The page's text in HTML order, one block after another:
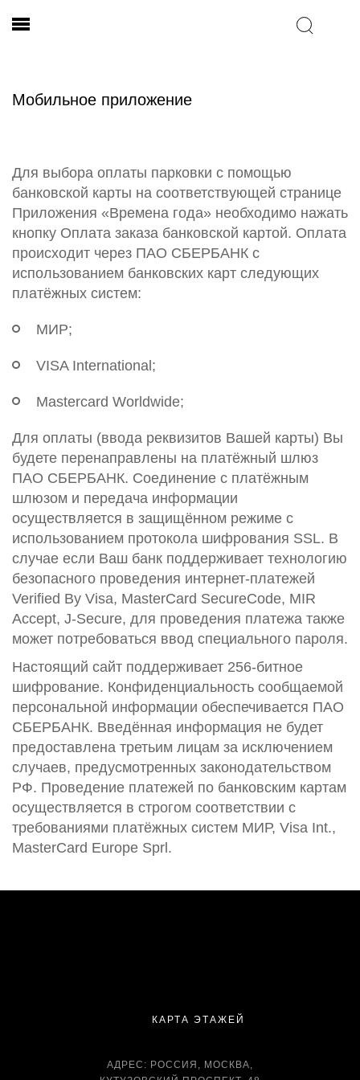
Мобильное приложение
Для выбора оплаты парковки с помощью
банковской карты на соответствующей странице
Приложения «Времена года» необходимо нажать
кнопку Оплата заказа банковской картой. Оплата
происходит через ПАО СБЕРБАНК с
использованием банковских карт следующих
платёжных систем:
МИР;
VISA International;
Mastercard Worldwide;
Для оплаты (ввода реквизитов Вашей карты) Вы
будете перенаправлены на платёжный шлюз
ПАО СБЕРБАНК. Соединение с платёжным
шлюзом и передача информации
осуществляется в защищённом режиме с
использованием протокола шифрования SSL. В
случае если Ваш банк поддерживает технологию
безопасного проведения интернет-платежей
Verified By Visa, MasterCard SecureCode, MIR
Accept, J-Secure, для проведения платежа также
может потребоваться ввод специального пароля.
Настоящий сайт поддерживает 256-битное
шифрование. Конфиденциальность сообщаемой
персональной информации обеспечивается ПАО
СБЕРБАНК. Введённая информация не будет
предоставлена третьим лицам за исключением
случаев, предусмотренных законодательством
РФ. Проведение платежей по банковским картам
осуществляется в строгом соответствии с
требованиями платёжных систем МИР, Visa Int.,
MasterCard Europe Sprl.
КАРТА ЭТАЖЕЙ
АДРЕС: РОССИЯ, МОСКВА,